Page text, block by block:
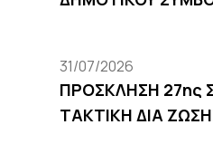
31/07/2026
ΠΡΟΣΚΛΗΣΗ 27ης
ΤΑΚΤΙΚΗ ΔΙΑ